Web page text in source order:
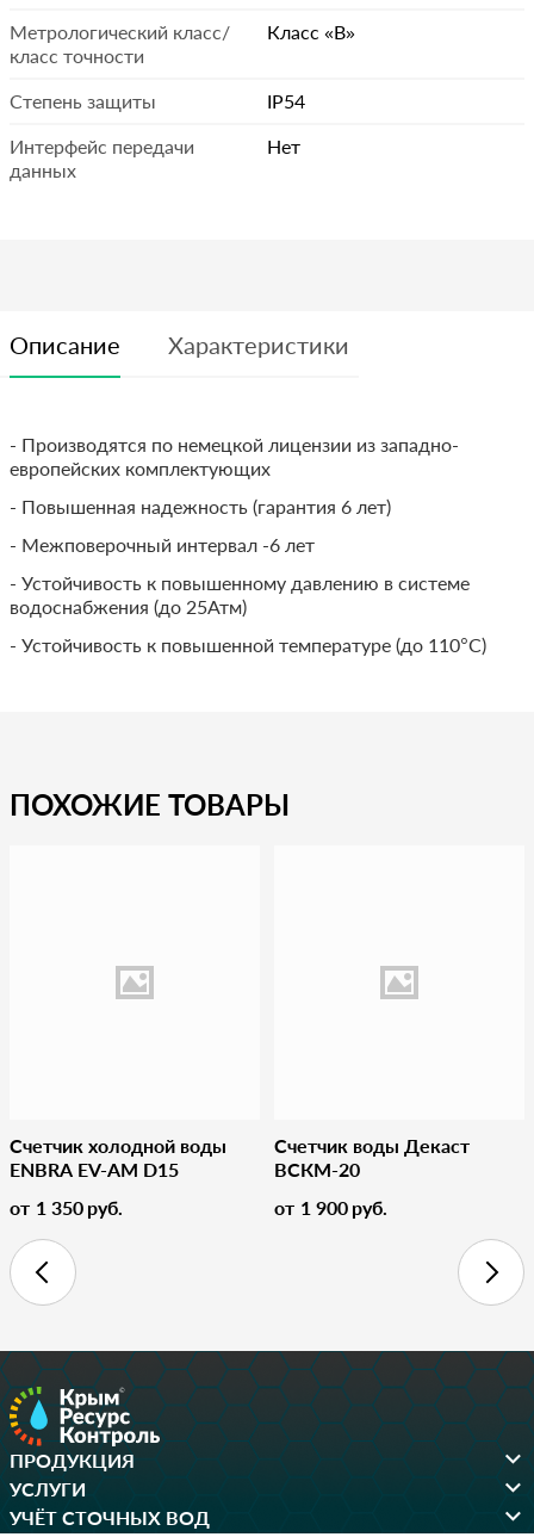
Метрологический класс/
класс точности
Класс «В»
Степень защиты
IP54
Интерфейс передачи
данных
Нет
Описание Характеристики
- Производятся по немецкой лицензии из западно-
европейских комплектующих
- Повышенная надежность (гарантия 6 лет)
- Межповерочный интервал -6 лет
- Устойчивость к повышенному давлению в системе
водоснабжения (до 25Атм)
- Устойчивость к повышенной температуре (до 110°С)
ПОХОЖИЕ ТОВАРЫ
Счетчик холодной воды
ENBRA EV-AM D15
от 1 350 руб.
Счетчик воды Декаст
ВСКМ-20
от 1 900 руб.
ПРОДУКЦИЯ
УСЛУГИ
УЧЁТ СТОЧНЫХ ВОД